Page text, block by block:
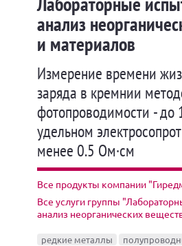
анализ
и материалов
Измерение времени
заряда в кремнии
фотопроводимости - до
удельном
менее 0.5 Ом·см
Все продукты компании
Все услуги группы
анализ неорганических
редкие металлы